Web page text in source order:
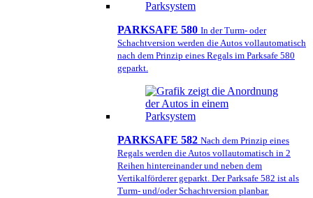
PARKSAFE 580 In der Turm- oder
Schachtversion werden die Autos vollautomatisch
nach dem Prinzip eines Regals im Parksafe 580
geparkt.
PARKSAFE 582 Nach dem Prinzip eines
Regals werden die Autos vollautomatisch in 2
Reihen hintereinander und neben dem
Vertikalförderer geparkt. Der Parksafe 582 ist als
Turm- und/oder Schachtversion planbar.